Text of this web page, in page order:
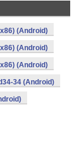
(Android)
(Android)
(Android)
34 (Android)